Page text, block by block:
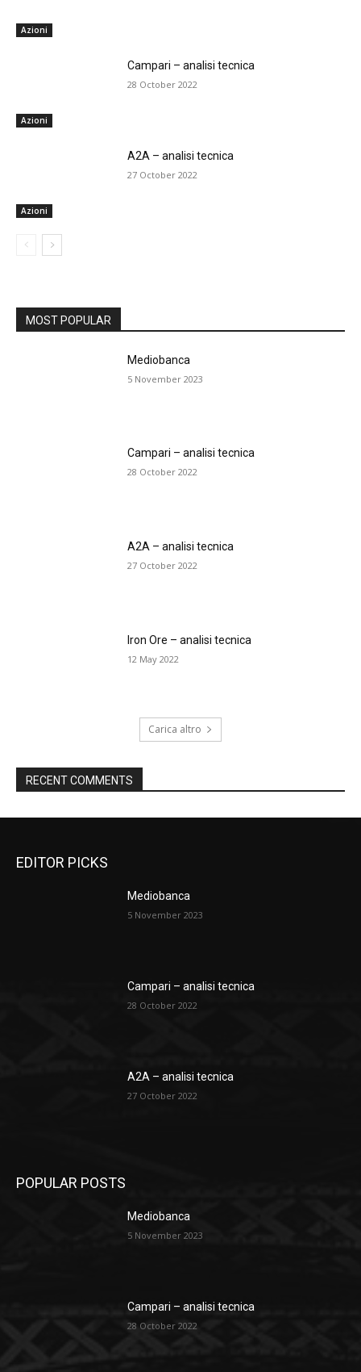
Azioni
Azioni
Campari – analisi tecnica
28 October 2022
Azioni
A2A – analisi tecnica
27 October 2022
MOST POPULAR
Mediobanca
5 November 2023
Campari – analisi tecnica
28 October 2022
A2A – analisi tecnica
27 October 2022
Iron Ore – analisi tecnica
12 May 2022
Carica altro
RECENT COMMENTS
EDITOR PICKS
Mediobanca
5 November 2023
Campari – analisi tecnica
28 October 2022
A2A – analisi tecnica
27 October 2022
POPULAR POSTS
Mediobanca
5 November 2023
Campari – analisi tecnica
28 October 2022